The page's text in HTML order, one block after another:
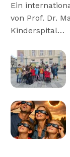
Ein
von Prof. Dr.
Kinderspital…